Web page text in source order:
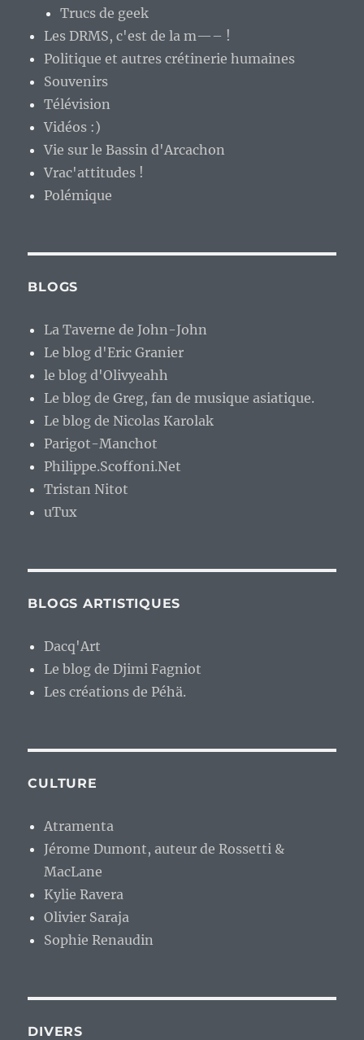
Trucs de geek
Les DRMS, c'est de la m—– !
Politique et autres crétinerie humaines
Souvenirs
Télévision
Vidéos :)
Vie sur le Bassin d'Arcachon
Vrac'attitudes !
Polémique
BLOGS
La Taverne de John-John
Le blog d'Eric Granier
le blog d'Olivyeahh
Le blog de Greg, fan de musique asiatique.
Le blog de Nicolas Karolak
Parigot-Manchot
Philippe.Scoffoni.Net
Tristan Nitot
uTux
BLOGS ARTISTIQUES
Dacq'Art
Le blog de Djimi Fagniot
Les créations de Péhä.
CULTURE
Atramenta
Jérome Dumont, auteur de Rossetti &
MacLane
Kylie Ravera
Olivier Saraja
Sophie Renaudin
DIVERS